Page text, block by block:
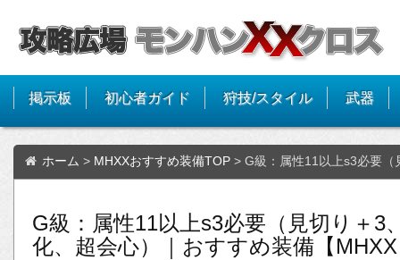
掲示板 初心者ガイド 狩技/スタイル 武器
ホーム > MHXXおすすめ装備TOP > G級：属性11以上s3必要
G級：属性11以上s3必要（見切り＋
化、超会心）｜おすすめ装備【